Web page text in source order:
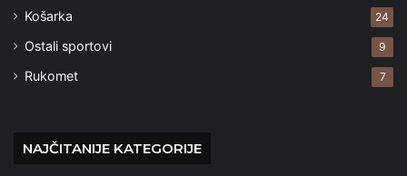
Košarka 24
Ostali sportovi 9
Rukomet 7
NAJČITANIJE KATEGORIJE